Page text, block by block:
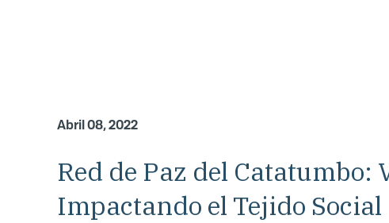
Abril 08, 2022
Red de Paz del Catatumbo:
Impactando el Tejido Social